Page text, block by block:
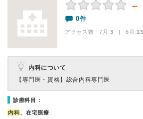
－
0件
アクセス数 7月:3 | 6月:13
内科について
【専門医・資格】 総合内科専門医
診療科目：
内科、在宅医療